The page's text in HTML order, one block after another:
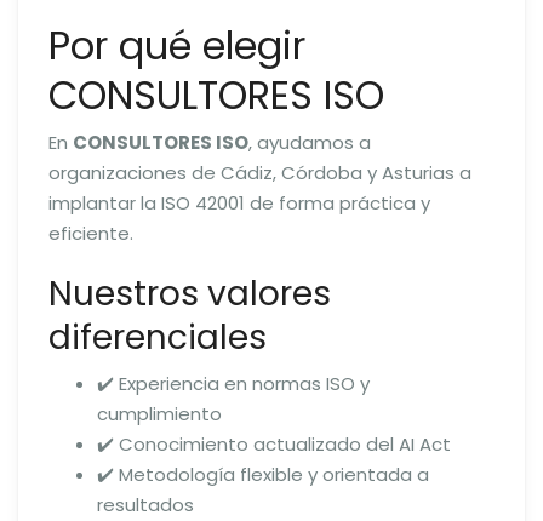
Por qué elegir
CONSULTORES ISO
En CONSULTORES ISO, ayudamos a
organizaciones de Cádiz, Córdoba y Asturias a
implantar la ISO 42001 de forma práctica y
eficiente.
Nuestros valores
diferenciales
✔️ Experiencia en normas ISO y
cumplimiento
✔️ Conocimiento actualizado del AI Act
✔️ Metodología flexible y orientada a
resultados